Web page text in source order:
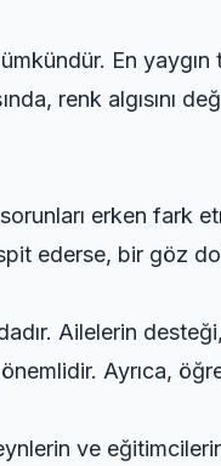
En yaygın
renk algısını
erken fark
ederse, bir göz
Ailelerin
Ayrıca,
ve